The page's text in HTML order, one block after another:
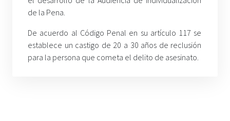
de la Pena.
De acuerdo al Código Penal en su artículo 117 se
establece un castigo de 20 a 30 años de reclusión
para la persona que cometa el delito de asesinato.